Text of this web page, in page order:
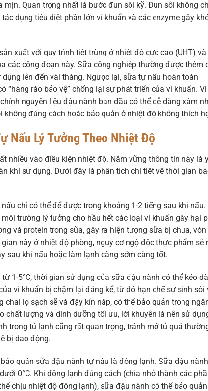
mịn. Quan trọng nhất là bước đun sôi kỹ. Đun sôi không
dụng tiêu diệt phần lớn vi khuẩn và các enzyme gây
xuất với quy trình tiệt trùng ở nhiệt độ cực cao (UHT) và
các công đoạn này. Sữa công nghiệp thường được thêm
lên đến vài tháng. Ngược lại, sữa tự nấu hoàn toàn
“hàng rào bảo vệ” chống lại sự phát triển của vi khuẩn. Vi
nguyên liệu đậu nành ban đầu có thể dễ dàng xâm
đúng cách hoặc bảo quản ở nhiệt độ không thích
Nấu Lý Tưởng Theo Nhiệt Độ
nhiều vào điều kiện nhiệt độ. Nắm vững thông tin này là
khi sử dụng. Dưới đây là phân tích chi tiết về thời gian
chỉ có thể để được trong khoảng 1-2 tiếng sau khi nấu.
trường lý tưởng cho hầu hết các loại vi khuẩn gây hại
và protein trong sữa, gây ra hiện tượng sữa bị chua, vón
này ở nhiệt độ phòng, nguy cơ ngộ độc thực phẩm sẽ
sau khi nấu hoặc làm lạnh càng sớm càng tốt.
1-5°C, thời gian sử dụng của sữa đậu nành có thể kéo
vi khuẩn bị chậm lại đáng kể, từ đó hạn chế sự sinh sôi
lọ sạch sẽ và đậy kín nắp, có thể bảo quản trong
chất lượng và dinh dưỡng tối ưu, lời khuyên là nên sử
trong tủ lạnh cũng rất quan trọng, tránh mở tủ quá
bị dao động.
quản sữa đậu nành tự nấu là đông lạnh. Sữa đậu
0°C. Khi đông lạnh đúng cách (chia nhỏ thành các
chịu nhiệt độ đông lạnh), sữa đậu nành có thể bảo quản